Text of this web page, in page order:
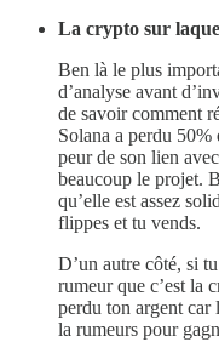
La crypto sur
Ben là le plus
d’analyse avant
de savoir comment
Solana a perdu 50%
peur de son lien
beaucoup le projet.
qu’elle est assez
flippes et tu vends.
D’un autre côté, si
rumeur que c’est la
perdu ton argent
la rumeurs pour